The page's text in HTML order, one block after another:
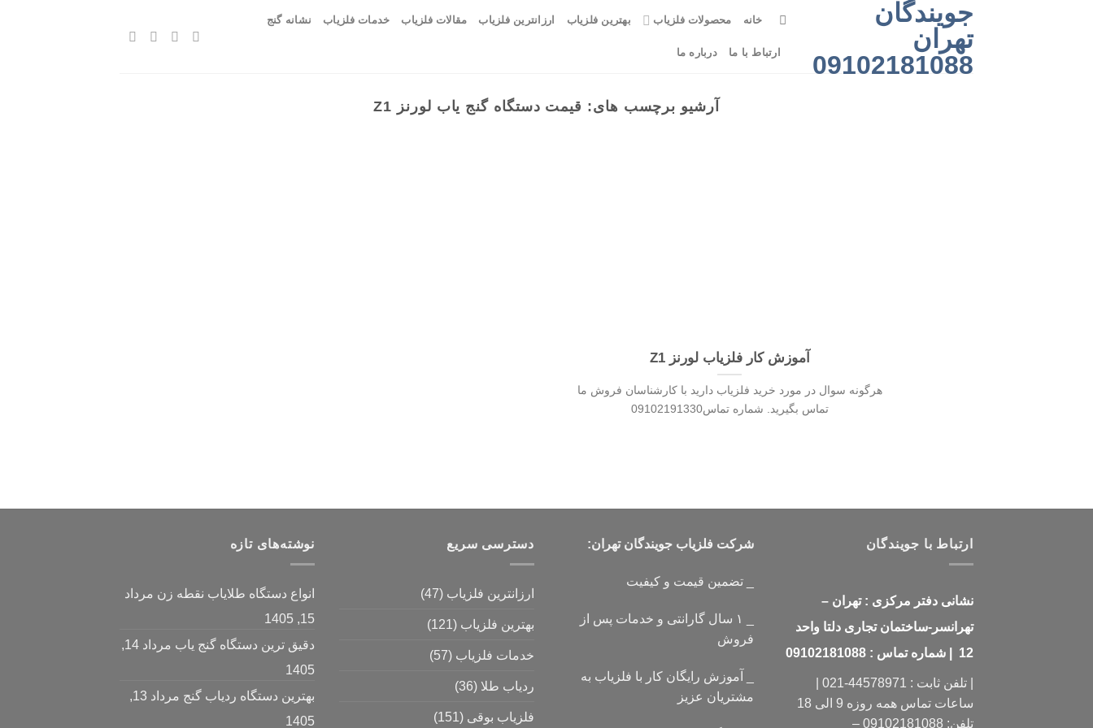
جویندگان
تهران
09102181088
خانه محصولات فلزیاب بهترین فلزیاب ارزانترین فلزیاب مقالات فلزیاب خدمات فلزیاب نشانه گنج
ارتباط با ما درباره ما
آرشیو برچسب های: قیمت دستگاه گنج یاب لورنز Z1
آموزش کار فلزیاب لورنز Z1
هرگونه سوال در مورد خرید فلزیاب دارید با کارشناسان فروش ما
تماس بگیرید. شماره تماس09102191330
ارتباط با جویندگان
نشانی دفتر مرکزی : تهران –
تهرانسر-ساختمان تجاری دلتا واحد
12 | شماره تماس : 09102181088
ساعات تماس همه روزه 9 الی 18
تلفن: 09102181088 –
شرکت فلزیاب جویندگان تهران:
_ تضمین قیمت و کیفیت
_ ۱ سال گارانتی و خدمات پس از
فروش
_ آموزش رایگان کار با فلزیاب به
مشتریان عزیز
دسترسی سریع
ارزانترین فلزیاب (47)
بهترین فلزیاب (121)
خدمات فلزیاب (57)
ردیاب طلا (36)
فلزیاب بوقی (151)
نوشته‌های تازه
انواع دستگاه طلایاب نقطه زن مرداد
15, 1405
دقیق ترین دستگاه گنج یاب
مرداد 14,
1405
بهترین دستگاه ردیاب گنج
مرداد 13,
1405